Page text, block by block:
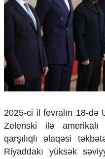
Çarpaz baxış
Təhlil
Siyasi
Geosiyasi
İqtisadi
Sosioloji
Araşdırma
Foto
Video
İnfoqrafika
Podcast
2025-ci il fevralın 18-də
Zelenski ilə amerikal ı
qarşılıqlıəlaqəsi
Riyaddakı yüksək